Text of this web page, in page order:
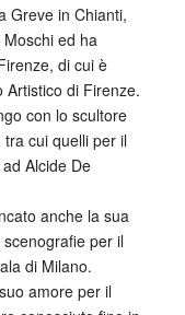
Greve in Chianti,
ed ha
di cui è
Artistico di Firenze.
con lo scultore
cui quelli per il
Alcide De
anche la sua
per il
di Milano.
amore per il